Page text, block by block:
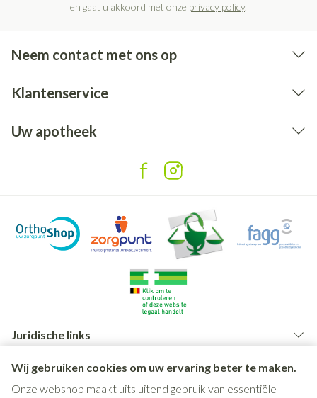
Wij gebruiken cookies om uw ervaring beter te maken.
Onze webshop maakt uitsluitend gebruik van essentiële
en gaat u akkoord met onze privacy policy.
Neem contact met ons op
Klantenservice
Uw apotheek
Juridische links